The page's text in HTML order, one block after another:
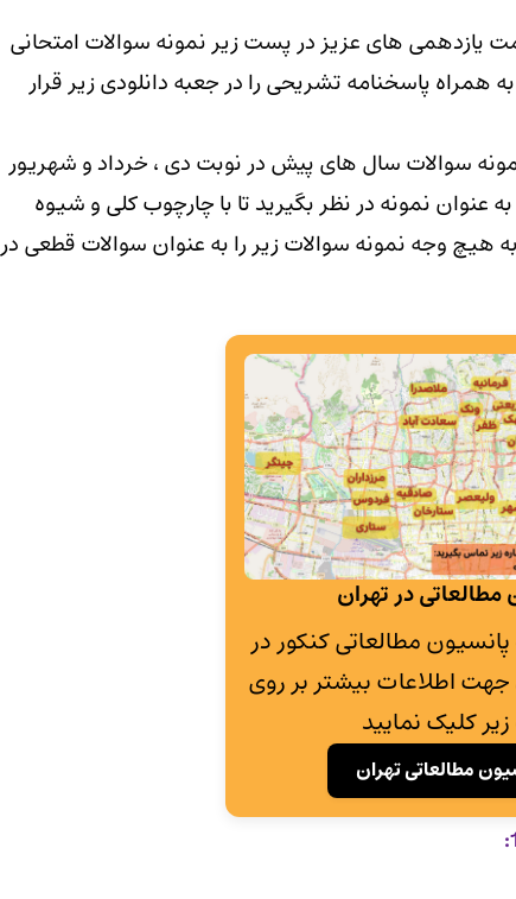
یازدهمی های عزیز در پست زیر نمونه سوالات امتحانی
پاسخنامه تشریحی را در جعبه دانلودی زیر قرار
سوالات سال های پیش در نوبت دی ، خرداد و شهریور
عنوان نمونه در نظر بگیرید تا با چارچوب کلی و شیوه
وجه نمونه سوالات زیر را به عنوان سوالات قطعی در
مطالعاتی در تهران
شعبه پانسیون مطالعاتی کنکور در
اطلاعات بیشتر بر روی
کلیک نمایید
مطالعاتی تهران